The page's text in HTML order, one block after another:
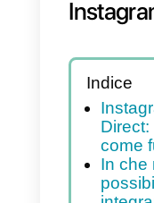
di
che i
chat